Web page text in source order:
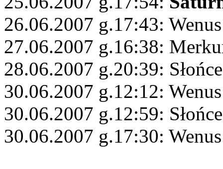
26.06.2007 g.17:43:
27.06.2007 g.16:38:
28.06.2007 g.20:39:
30.06.2007 g.12:12:
30.06.2007 g.12:59:
30.06.2007 g.17:30: